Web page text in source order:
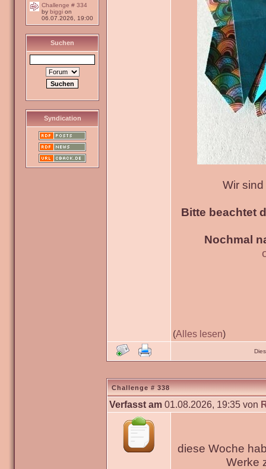
Challenge # 334
by biggi on
06.07.2026, 19:00
Suchen
Syndication
Wir
Bitte beachtet
Nochmal
(Alles lesen)
Challenge # 338
Verfasst am 01.08.2026, 19:35 von
diese Woche
Werke